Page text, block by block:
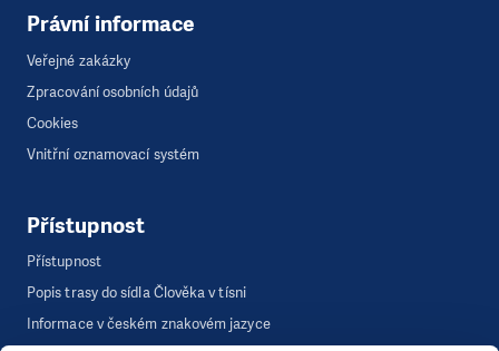
Právní informace
Veřejné zakázky
Zpracování osobních údajů
Cookies
Vnitřní oznamovací systém
Přístupnost
Přístupnost
Popis trasy do sídla Člověka v tísni
Informace v českém znakovém jazyce